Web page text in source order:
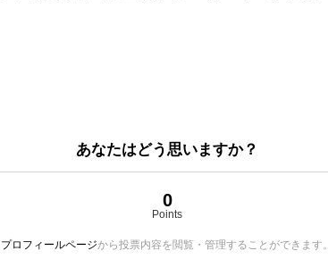
あなたはどう思いますか？
0
Points
プロフィールページから投票内容を閲覧・管理することができます。